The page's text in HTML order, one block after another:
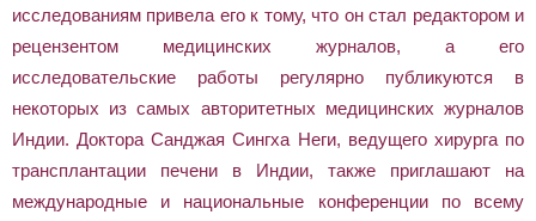
исследованиям привела его к тому, что он стал редактором и
рецензентом медицинских журналов, а его
исследовательские работы регулярно публикуются в
некоторых из самых авторитетных медицинских журналов
Индии. Доктора Санджая Сингха Неги, ведущего хирурга по
трансплантации печени в Индии, также приглашают на
международные и национальные конференции по всему